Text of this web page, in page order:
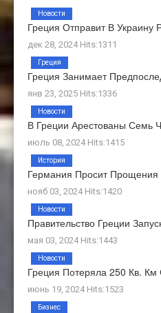
Греция Отправит В Украину
дек 28, 2024 Hits:1311
Новости
Греция Занимает
янв 23, 2025 Hits:1336
Греция
В Греции Арестованы Семь
июль 08, 2024 Hits:1415
Новости
Германия Просит
нояб 03, 2024 Hits:1420
История
Правительство Греции
мая 03, 2024 Hits:1443
Новости
Греция Потеряла 250 Кв.
июнь 19, 2024 Hits:1523
Новости
Бизнес